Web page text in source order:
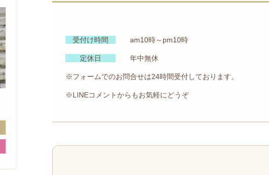
受付け時間 am10時～pm10時
定休日 年中無休
※フォームでのお問合せは24時間受付しております。
※LINEコメントからもお気軽にどうぞ